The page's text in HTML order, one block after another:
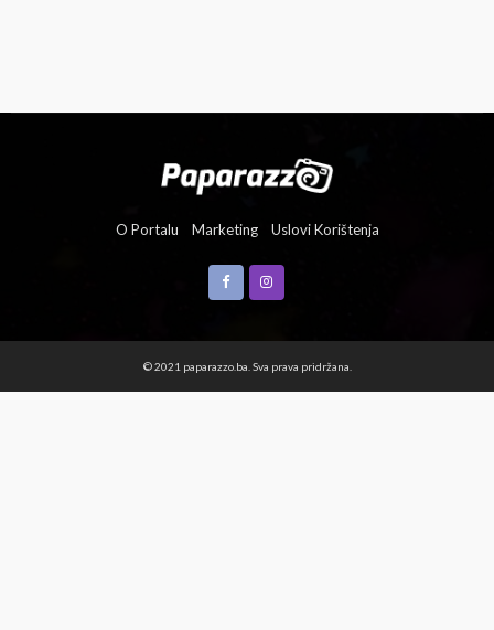
O Portalu Marketing Uslovi Korištenja
© 2021 paparazzo.ba. Sva prava pridržana.